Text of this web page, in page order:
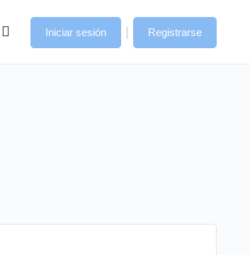
Iniciar sesión | Registrarse